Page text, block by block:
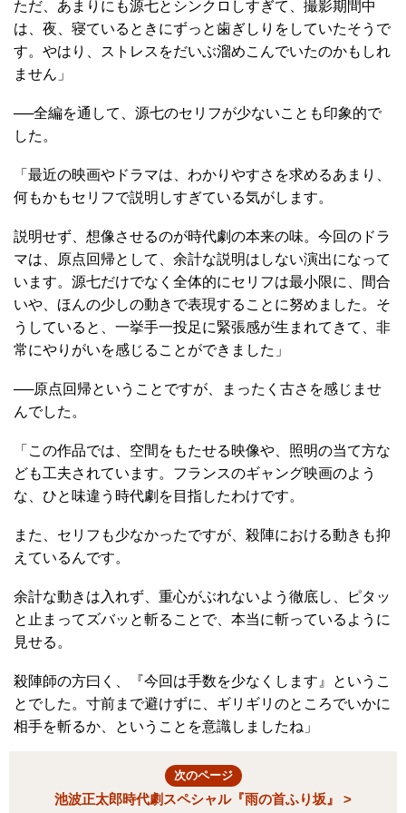
ただ、あまりにも源七とシンクロしすぎて、撮影期間中
は、夜、寝ているときにずっと歯ぎしりをしていたそうで
す。やはり、ストレスをだいぶ溜めこんでいたのかもしれ
ません」
──全編を通して、源七のセリフが少ないことも印象的で
した。
「最近の映画やドラマは、わかりやすさを求めるあまり、
何もかもセリフで説明しすぎている気がします。
説明せず、想像させるのが時代劇の本来の味。今回のドラ
マは、原点回帰として、余計な説明はしない演出になって
います。源七だけでなく全体的にセリフは最小限に、間合
いや、ほんの少しの動きで表現することに努めました。そ
うしていると、一挙手一投足に緊張感が生まれてきて、非
常にやりがいを感じることができました」
──原点回帰ということですが、まったく古さを感じませ
んでした。
「この作品では、空間をもたせる映像や、照明の当て方な
ども工夫されています。フランスのギャング映画のよう
な、ひと味違う時代劇を目指したわけです。
また、セリフも少なかったですが、殺陣における動きも抑
えているんです。
余計な動きは入れず、重心がぶれないよう徹底し、ピタッ
と止まってズバッと斬ることで、本当に斬っているように
見せる。
殺陣師の方曰く、『今回は手数を少なくします』というこ
とでした。寸前まで避けずに、ギリギリのところでいかに
相手を斬るか、ということを意識しましたね」
次のページ
池波正太郎時代劇スペシャル『雨の首ふり坂』 >